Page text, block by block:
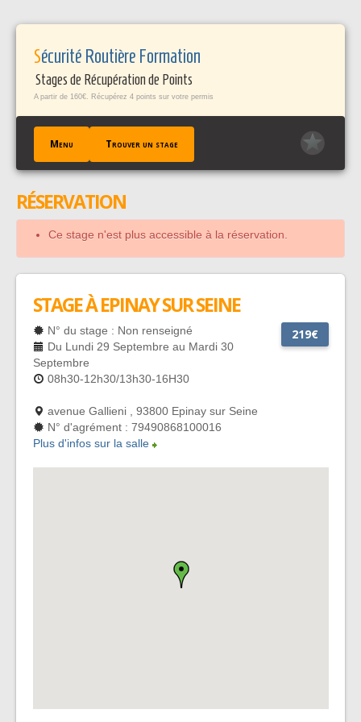
Sécurité Routière Formation
Stages de Récupération de Points
A partir de 160€. Récupérez 4 points sur votre permis
Menu Trouver un stage
ACCUEIL
TROUVER UN STAGE
EN SAVOIR +
RÉSERVATION
Ce stage n'est plus accessible à la réservation.
STAGE À EPINAY SUR SEINE
219€
N° du stage : Non renseigné
Du Lundi 29 Septembre au Mardi 30
Septembre
08h30-12h30/13h30-16H30
avenue Gallieni , 93800 Epinay sur Seine
N° d'agrément : 79490868100016
Plus d'infos sur la salle